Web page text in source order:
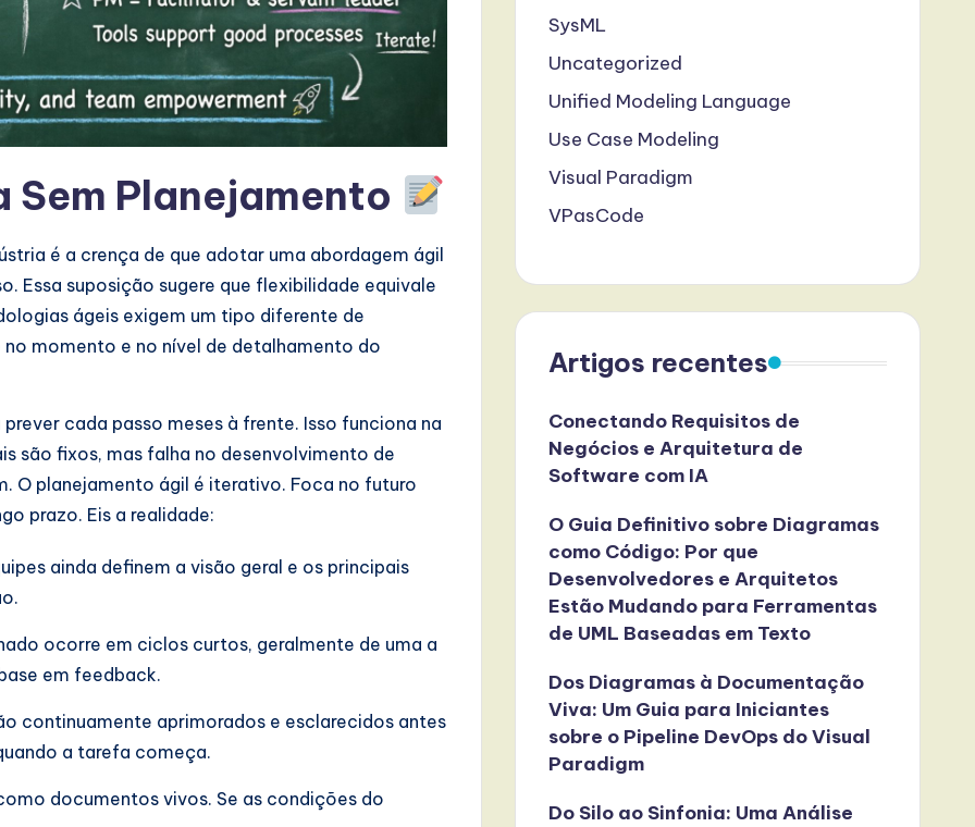
Sem Planejamento
é a crença de que adotar uma abordagem ágil
Essa suposição sugere que flexibilidade equivale
ágeis exigem um tipo diferente de
momento e no nível de detalhamento do
cada passo meses à frente. Isso funciona na
são fixos, mas falha no desenvolvimento de
O planejamento ágil é iterativo. Foca no futuro
prazo. Eis a realidade:
ainda definem a visão geral e os principais
ocorre em ciclos curtos, geralmente de uma a
em feedback.
continuamente aprimorados e esclarecidos antes
a tarefa começa.
documentos vivos. Se as condições do
SysML
Uncategorized
Unified Modeling Language
Use Case Modeling
Visual Paradigm
VPasCode
Artigos recentes
Conectando Requisitos de
Negócios e Arquitetura de
Software com IA
O Guia Definitivo sobre Diagramas
como Código: Por que
Desenvolvedores e Arquitetos
Estão Mudando para Ferramentas
de UML Baseadas em Texto
Dos Diagramas à Documentação
Viva: Um Guia para Iniciantes
sobre o Pipeline DevOps do Visual
Paradigm
Do Silo ao Sinfonia: Uma Análise